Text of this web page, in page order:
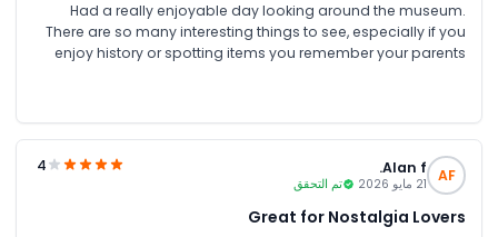
Had a really enjoyable day looking around the museum.
There are so many interesting things to see, especially if you
enjoy history or spotting items you remember your parents
AF
Alan f.
21 مايو 2026 تم التحقق
4
Great for Nostalgia Lovers